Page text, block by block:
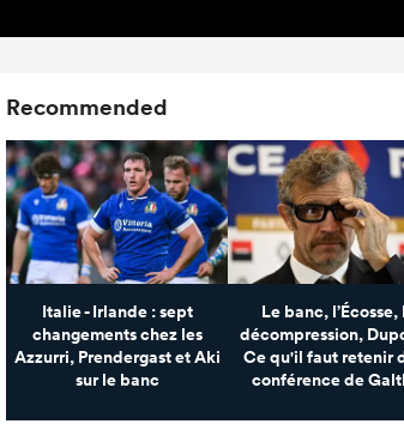
Recommended
Italie - Irlande : sept
changements chez les
Azzurri, Prendergast et Aki
sur le banc
Le banc, l’Écosse,
décompression,
Ce qu'il faut retenir
conférence de